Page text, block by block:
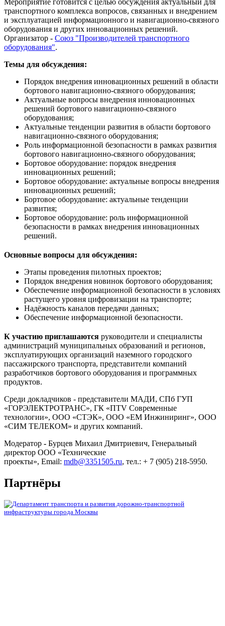
транспортного комплекса вопросов, связанных и внедрением
и эксплуатацией информационного и навигационно-связного
оборудования и других инновационных решений.
Организатор - Союз "Производителей транспортного
оборудования".
Темы для обсуждения:
Порядок внедрения инновационных решений в области
бортового навигационно-связного оборудования;
Актуальные вопросы внедрения инновационных
решений бортового навигационно-связного
оборудования;
Актуальные тенденции развития в области бортового
навигационно-связного оборудования;
Роль информационной безопасности в рамках развития
бортового навигационно-связного оборудования;
Бортовое оборудование: порядок внедрения
инновационных решений;
Бортовое оборудование: актуальные вопросы внедрения
инновационных решений;
Бортовое оборудование: актуальные тенденции
развития;
Бортовое оборудование: роль информационной
безопасности в рамках внедрения инновационных
решений.
Основные вопросы для обсуждения:
Этапы проведения пилотных проектов;
Порядок внедрения новинок бортового оборудования;
Обеспечение информационной безопасности в условиях
растущего уровня цифровизации на транспорте;
Надёжность каналов передачи данных;
Обеспечение информационной безопасности.
К участию приглашаются руководители и специалисты
администраций муниципальных образований и регионов,
эксплуатирующих организаций наземного городского
пассажирского транспорта, представители компаний
разработчиков бортового оборудования и программных
продуктов.
Среди докладчиков - представители МАДИ, СПб ГУП
«ГОРЭЛЕКТРОТРАНС», ГК «ПТV Современные
технологии», ООО «СТЭК», ООО «ЕМ Инжиниринг», ООО
«СИМ ТЕЛЕКОМ» и других компаний.
Модератор - Бурцев Михаил Дмитриевич, Генеральный
директор ООО «Технические
проекты», Email: mdb@3351505.ru, тел.: + 7 (905) 218-5950.
Партнёры